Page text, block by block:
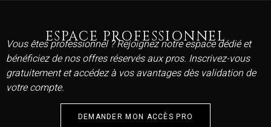
ESPACE PROFESSIONNEL
Vous êtes professionnel ? Rejoignez notre espace dédié et
bénéficiez de nos offres réservés aux pros. Inscrivez-vous
gratuitement et accédez à vos avantages dès validation de
votre compte.
DEMANDER MON ACCÈS PRO